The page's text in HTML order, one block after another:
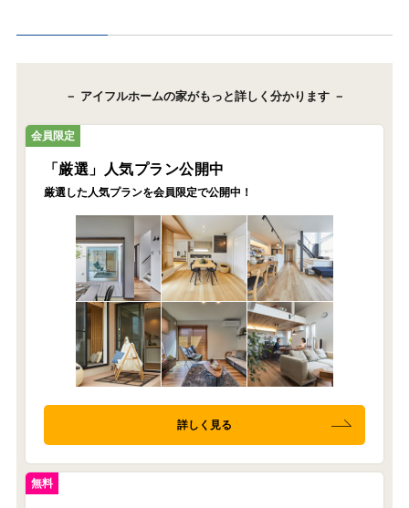
－ アイフルホームの家がもっと詳しく分かります －
「厳選」人気プラン公開中
会員限定
厳選した人気プランを会員限定で公開中！
詳しく見る
無料